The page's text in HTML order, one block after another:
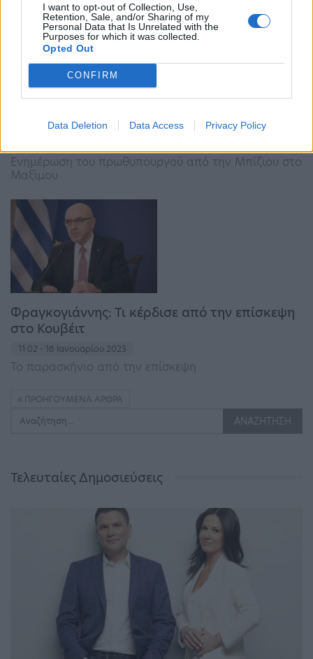
I want to opt-out of Collection, Use,
Retention, Sale, and/or Sharing of my
Personal Data that Is Unrelated with the
Purposes for which it was collected.
Opted Out
CONFIRM
Data Deletion Data Access Privacy Policy
Μητσοτάκης: Επίσκεψη στον Κάμπο στα τέλη
στη Λάρισα…
Ενημέρωση του πρωθυπουργού από την Μπίζιου στο
Μαξίμου
Φραγκογιάννης: Τι κέρδισε από την επίσκεψη
στο Κουβέιτ
11:02 - 18 Ιανουαρίου 2023
Το παρασκήνιο από την επίσκεψη
ΠΡΟΗΓΟΎΜΕΝΑ ΆΡΘΡΑ
Τελευταίες Δημοσιεύσεις